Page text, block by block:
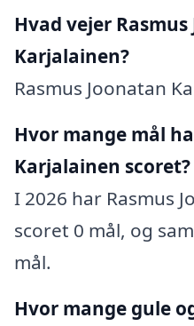
Hvad vejer
Karjalainen?
Rasmus Joonatan
Hvor mange mål
Karjalainen scoret?
I 2026 har Rasmus
scoret 0 mål, og
mål.
Hvor mange gule